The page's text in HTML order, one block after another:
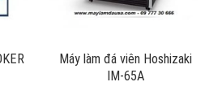
Máy làm đá viên Hoshizaki
IM-65A